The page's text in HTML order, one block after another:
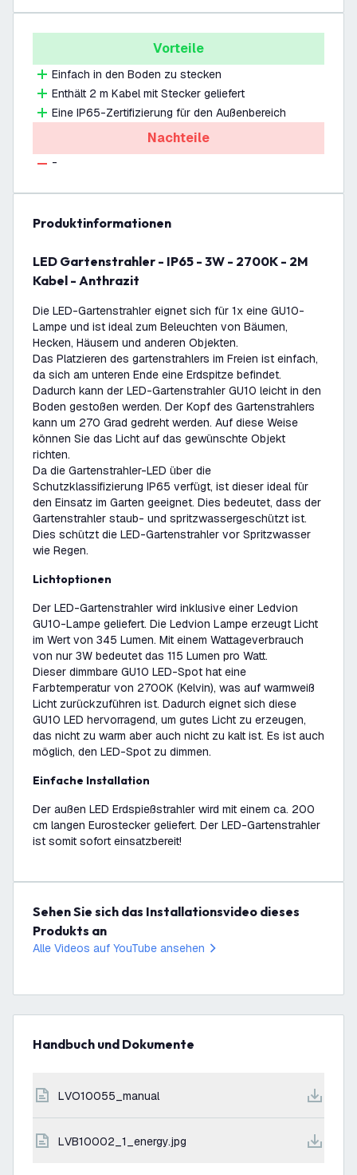
Vorteile
Einfach in den Boden zu stecken
Enthält 2 m Kabel mit Stecker geliefert
Eine IP65-Zertifizierung für den Außenbereich
Nachteile
-
Produktinformationen
LED Gartenstrahler - IP65 - 3W - 2700K - 2M
Kabel - Anthrazit
Die LED-Gartenstrahler eignet sich für 1x eine GU10-
Lampe und ist ideal zum Beleuchten von Bäumen,
Hecken, Häusern und anderen Objekten.
Das Platzieren des gartenstrahlers im Freien ist einfach,
da sich am unteren Ende eine Erdspitze befindet.
Dadurch kann der LED-Gartenstrahler GU10 leicht in den
Boden gestoßen werden. Der Kopf des Gartenstrahlers
kann um 270 Grad gedreht werden. Auf diese Weise
können Sie das Licht auf das gewünschte Objekt
richten.
Da die Gartenstrahler-LED über die
Schutzklassifizierung IP65 verfügt, ist dieser ideal für
den Einsatz im Garten geeignet. Dies bedeutet, dass der
Gartenstrahler staub- und spritzwassergeschützt ist.
Dies schützt die LED-Gartenstrahler vor Spritzwasser
wie Regen.
Lichtoptionen
Der LED-Gartenstrahler wird inklusive einer Ledvion
GU10-Lampe geliefert. Die Ledvion Lampe erzeugt Licht
im Wert von 345 Lumen. Mit einem Wattageverbrauch
von nur 3W bedeutet das 115 Lumen pro Watt.
Dieser dimmbare GU10 LED-Spot hat eine
Farbtemperatur von 2700K (Kelvin), was auf warmweiß
Licht zurückzuführen ist. Dadurch eignet sich diese
GU10 LED hervorragend, um gutes Licht zu erzeugen,
das nicht zu warm aber auch nicht zu kalt ist. Es ist auch
möglich, den LED-Spot zu dimmen.
Einfache Installation
Der außen LED Erdspießstrahler wird mit einem ca. 200
cm langen Eurostecker geliefert. Der LED-Gartenstrahler
ist somit sofort einsatzbereit!
Sehen Sie sich das Installationsvideo dieses
Produkts an
Alle Videos auf YouTube ansehen
Handbuch und Dokumente
LVO10055_manual
LVB10002_1_energy.jpg